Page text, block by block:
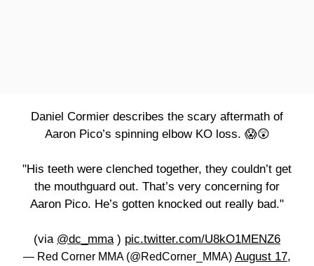
Daniel Cormier describes the scary aftermath of
Aaron Pico’s spinning elbow KO loss. 😱😲
"His teeth were clenched together, they couldn’t get
the mouthguard out. That’s very concerning for
Aaron Pico. He’s gotten knocked out really bad."
(via @dc_mma ) pic.twitter.com/U8kO1MENZ6
— Red Corner MMA (@RedCorner_MMA) August 17,